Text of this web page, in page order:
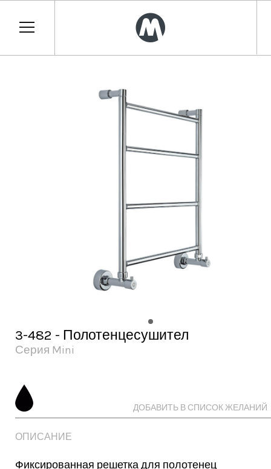
3-482 - Полотенцесушител
ДОБАВИТЬ В СПИСОК ЖЕЛАНИЙ
Серия Mini
ОПИСАНИЕ
Фиксированная решетка для полотенец